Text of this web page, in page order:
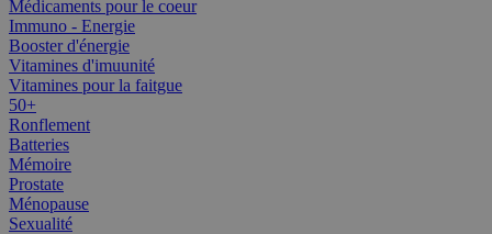
Médicaments pour le coeur
Immuno - Energie
Booster d'énergie
Vitamines d'imuunité
Vitamines pour la faitgue
50+
Ronflement
Batteries
Mémoire
Prostate
Ménopause
Sexualité